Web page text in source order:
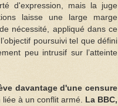
d'expression, mais la juge
laisse une large marge
nécessité, appliqué dans ce
poursuivi tel que défini
peu intrusif sur l’atteinte
davantage d'une censure
à un conflit armé.
La BBC,